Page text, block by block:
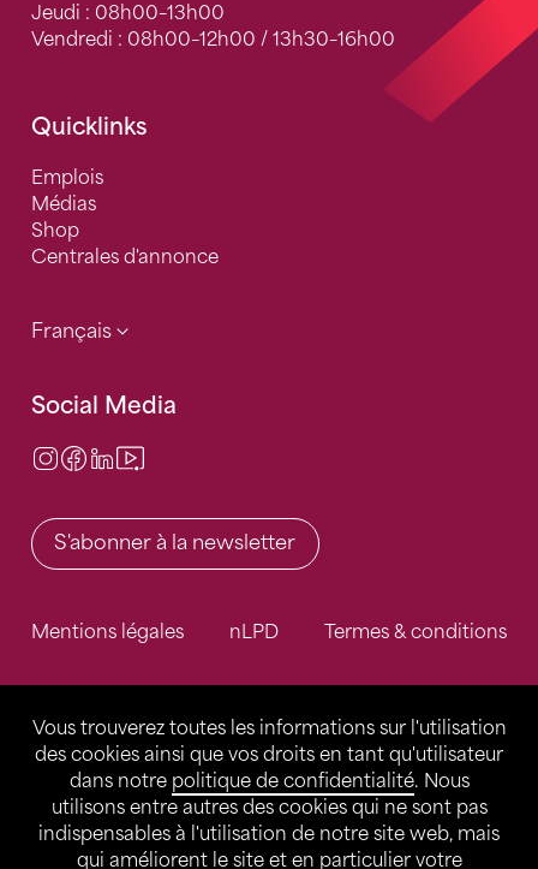
Vous trouverez toutes les informations sur l'utilisation
des cookies ainsi que vos droits en tant qu'utilisateur
dans notre politique de confidentialité. Nous
utilisons entre autres des cookies qui ne sont pas
indispensables à l'utilisation de notre site web, mais
qui améliorent le site et en particulier votre
Jeudi : 08h00–13h00
Vendredi : 08h00–12h00 / 13h30–16h00
Quicklinks
Emplois
Médias
Shop
Centrales d'annonce
Français
Social Media
Instagram
Facebook
LinkedIn
S'abonner à la newsletter
Mentions légales nLPD Termes & conditions